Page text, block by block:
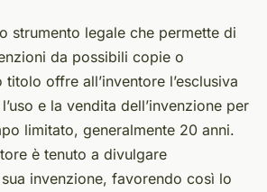
strumento legale che permette di
da possibili copie o
offre all’inventore l’esclusiva
e la vendita dell’invenzione per
limitato, generalmente 20 anni.
è tenuto a divulgare
invenzione, favorendo così lo